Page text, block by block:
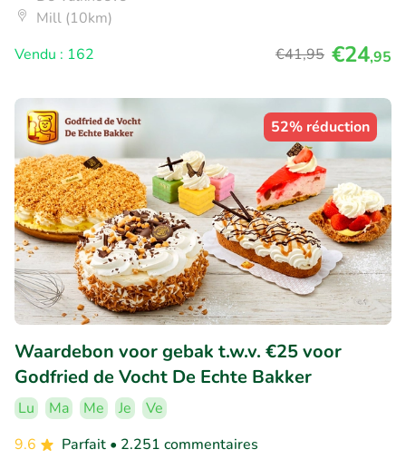
Mill (10km)
Vendu : 162
€41,95 €24,95
52% réduction
Waardebon voor gebak t.w.v. €25 voor
Godfried de Vocht De Echte Bakker
Lu Ma Me Je
Ve
9.6
Parfait • 2.251 commentaires